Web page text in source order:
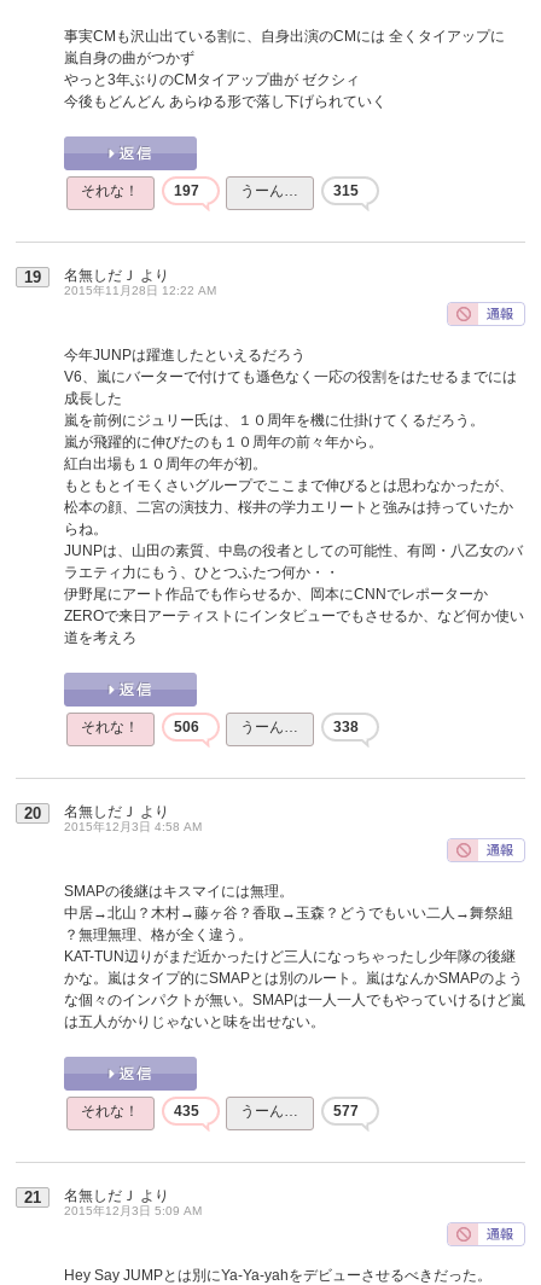
事実CMも沢山出ている割に、自身出演のCMには 全くタイアップに
嵐自身の曲がつかず
やっと3年ぶりのCMタイアップ曲が ゼクシィ
今後もどんどん あらゆる形で落し下げられていく
それな！ 197 うーん… 315
19 名無しだＪ より
2015年11月28日 12:22 AM
今年JUNPは躍進したといえるだろう
V6、嵐にバーターで付けても遜色なく一応の役割をはたせるまでには
成長した
嵐を前例にジュリー氏は、１０周年を機に仕掛けてくるだろう。
嵐が飛躍的に伸びたのも１０周年の前々年から。
紅白出場も１０周年の年が初。
もともとイモくさいグループでここまで伸びるとは思わなかったが、
松本の顔、二宮の演技力、桜井の学力エリートと強みは持っていたか
らね。
JUNPは、山田の素質、中島の役者としての可能性、有岡・八乙女のバ
ラエティ力にもう、ひとつふたつ何か・・
伊野尾にアート作品でも作らせるか、岡本にCNNでレポーターか
ZEROで来日アーティストにインタビューでもさせるか、など何か使い
道を考えろ
それな！ 506 うーん… 338
20 名無しだＪ より
2015年12月3日 4:58 AM
SMAPの後継はキスマイには無理。
中居→北山？木村→藤ヶ谷？香取→玉森？どうでもいい二人→舞祭組
？無理無理、格が全く違う。
KAT-TUN辺りがまだ近かったけど三人になっちゃったし少年隊の後継
かな。嵐はタイプ的にSMAPとは別のルート。嵐はなんかSMAPのよう
な個々のインパクトが無い。SMAPは一人一人でもやっていけるけど嵐
は五人がかりじゃないと味を出せない。
それな！ 435 うーん… 577
21 名無しだＪ より
2015年12月3日 5:09 AM
Hey Say JUMPとは別にYa-Ya-yahをデビューさせるべきだった。